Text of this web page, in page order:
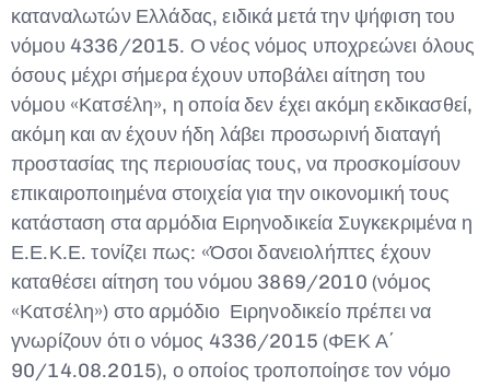
καταναλωτών Ελλάδας, ειδικά μετά την ψήφιση του
νόμου 4336/2015. Ο νέος νόμος υποχρεώνει όλους
όσους μέχρι σήμερα έχουν υποβάλει αίτηση του
νόμου «Κατσέλη», η οποία δεν έχει ακόμη εκδικασθεί,
ακόμη και αν έχουν ήδη λάβει προσωρινή διαταγή
προστασίας της περιουσίας τους, να προσκομίσουν
επικαιροποιημένα στοιχεία για την οικονομική τους
κατάσταση στα αρμόδια Ειρηνοδικεία Συγκεκριμένα η
Ε.Ε.Κ.Ε. τονίζει πως: «Όσοι δανειολήπτες έχουν
καταθέσει αίτηση του νόμου 3869/2010 (νόμος
«Κατσέλη») στο αρμόδιο Ειρηνοδικείο πρέπει να
γνωρίζουν ότι ο νόμος 4336/2015 (ΦΕΚ Α΄
90/14.08.2015), ο οποίος τροποποίησε τον νόμο